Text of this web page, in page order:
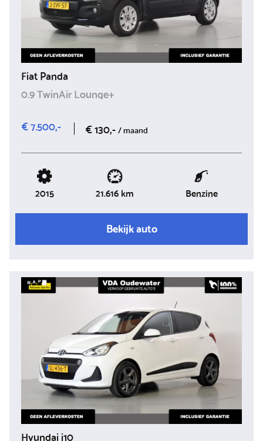
Fiat Panda
0.9 TwinAir Lounge+
€ 7.500,-
€ 130,-/ maand
2015 21.616 km Benzine
Bekijk auto
Hyundai i10